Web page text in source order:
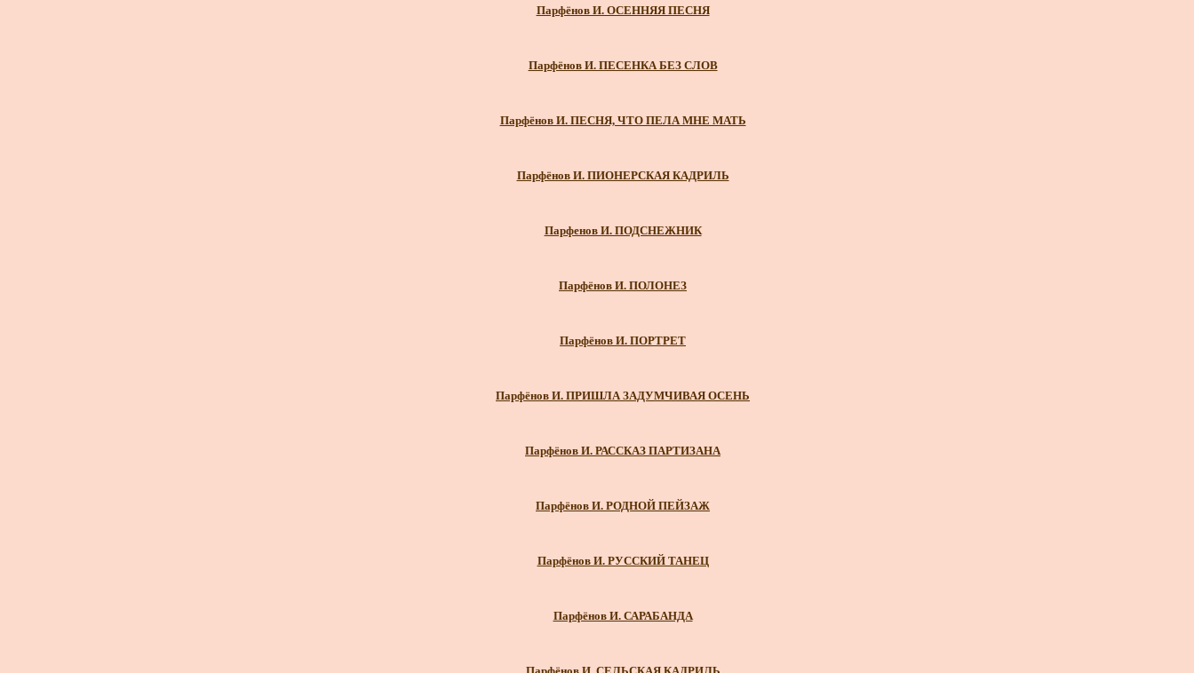
Парфёнов И. ОСЕННЯЯ ПЕСНЯ
Парфёнов И. ПЕСЕНКА БЕЗ СЛОВ
Парфёнов И. ПЕСНЯ, ЧТО ПЕЛА МНЕ МАТЬ
Парфёнов И. ПИОНЕРСКАЯ КАДРИЛЬ
Парфенов И. ПОДСНЕЖНИК
Парфёнов И. ПОЛОНЕЗ
Парфёнов И. ПОРТРЕТ
Парфёнов И. ПРИШЛА ЗАДУМЧИВАЯ ОСЕНЬ
Парфёнов И. РАССКАЗ ПАРТИЗАНА
Парфёнов И. РОДНОЙ ПЕЙЗАЖ
Парфёнов И. РУССКИЙ ТАНЕЦ
Парфёнов И. САРАБАНДА